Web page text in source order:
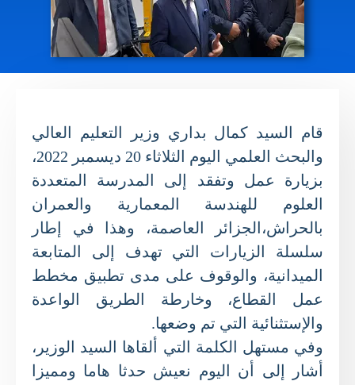
قام السيد كمال بداري وزير التعليم العالي
والبحث العلمي اليوم الثلاثاء 20 ديسمبر 2022،
بزيارة عمل وتفقد إلى المدرسة المتعددة
العلوم للهندسة المعمارية والعمران
بالحراش،الجزائر العاصمة، وهذا في إطار
سلسلة الزيارات التي تهدف إلى المتابعة
الميدانية، والوقوف على مدى تطبيق مخطط
عمل القطاع، وخارطة الطريق الواعدة
والإستثنائية التي تم وضعها.
وفي مستهل الكلمة التي ألقاها السيد الوزير،
أشار إلى أن اليوم نعيش حدثا هاما ومميزا